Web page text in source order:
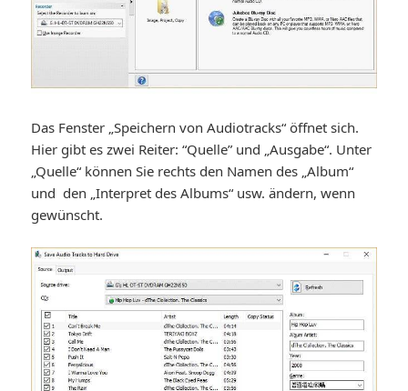
Das Fenster „Speichern von Audiotracks“ öffnet sich.
Hier gibt es zwei Reiter: “Quelle” und „Ausgabe“. Unter
„Quelle“ können Sie rechts den Namen des „Album“
und den „Interpret des Albums“ usw. ändern, wenn
gewünscht.